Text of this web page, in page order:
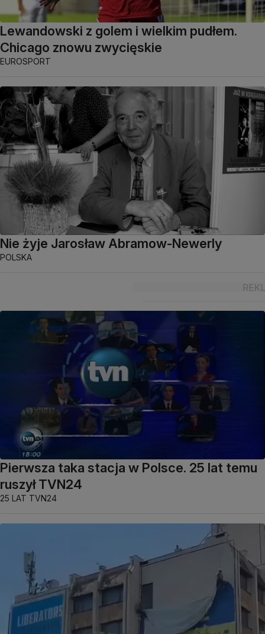
Lewandowski z golem i wielkim pudłem.
Chicago znowu zwycięskie
EUROSPORT
Nie żyje Jarosław Abramow-Newerly
POLSKA
Pierwsza taka stacja w Polsce. 25 lat temu
ruszył TVN24
25 LAT TVN24